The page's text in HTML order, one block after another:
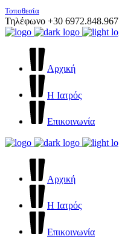
Τοποθεσία
Τηλέφωνο +30 6972.848.967
Αρχική
Η Ιατρός
Επικοινωνία
Αρχική
Η Ιατρός
Επικοινωνία